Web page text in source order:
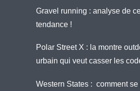
Gravel running : analyse de
tendance !
Polar Street X : la montre
urbain qui veut casser les
Western States : comment se